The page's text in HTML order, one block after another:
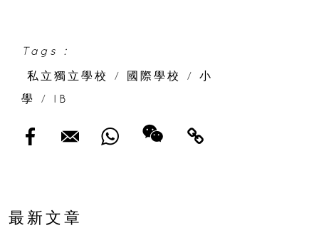
Tags :
私立獨立學校
/ 國際學校 /
小
學
/ IB
最新文章